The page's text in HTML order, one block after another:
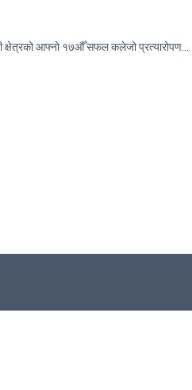
क्षेत्रको आफ्नो १७औँ सफल कलेजो प्रत्यारोपण…